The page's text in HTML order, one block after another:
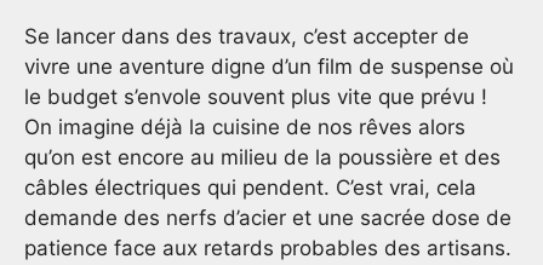
Se lancer dans des travaux, c’est accepter de
vivre une aventure digne d’un film de suspense où
le budget s’envole souvent plus vite que prévu !
On imagine déjà la cuisine de nos rêves alors
qu’on est encore au milieu de la poussière et des
câbles électriques qui pendent. C’est vrai, cela
demande des nerfs d’acier et une sacrée dose de
patience face aux retards probables des artisans.